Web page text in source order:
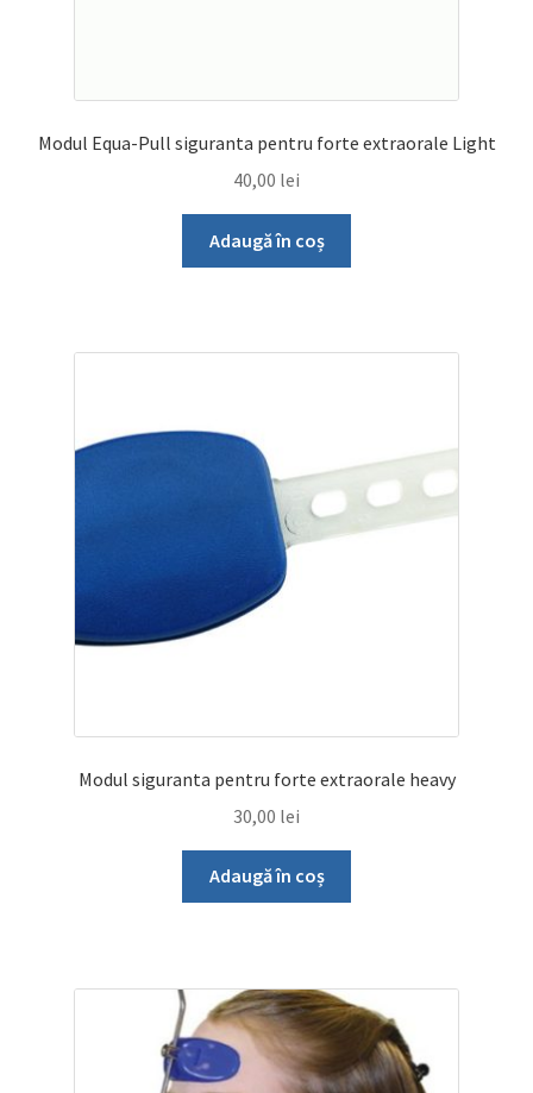
Modul Equa-Pull siguranta pentru forte extraorale Light
40,00 lei
Adaugă în coș
Modul siguranta pentru forte extraorale heavy
30,00 lei
Adaugă în coș